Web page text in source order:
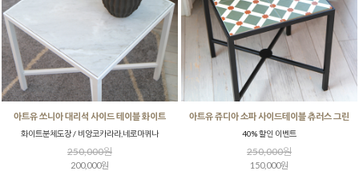
아트유 쏘니아 대리석 사이드 테이블 화이트
화이트분체도장 / 비앙코카라라,네로마퀴나
250,000원
200,000원
아트유 쥬디아 소파 사이드테이블 츄러스 그린
40% 할인 이벤트
250,000원
150,000원